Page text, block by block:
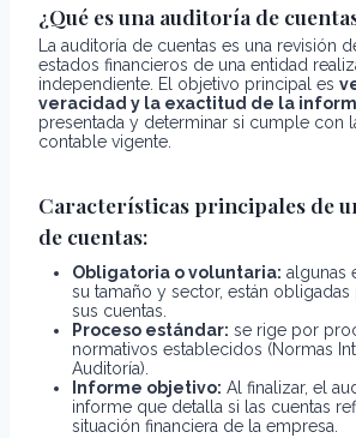
¿Qué es una auditoría de
La auditoría de cuentas es una revisión
estados financieros de una entidad
independiente. El objetivo principal es
veracidad y la exactitud de la
presentada y determinar si cumple con
contable vigente.
Características principales de
de cuentas:
Obligatoria o voluntaria: algunas
su tamaño y sector, están
sus cuentas.
Proceso estándar: se rige por
normativos establecidos (Normas
Auditoría).
Informe objetivo: Al finalizar, el
informe que detalla si las cuentas
situación financiera de la empresa.